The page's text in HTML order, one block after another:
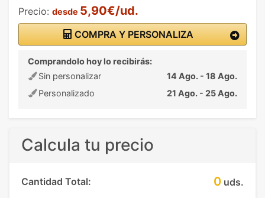
Precio: desde 5,90€/ud.
COMPRA Y PERSONALIZA
Comprandolo hoy lo recibirás:
Sin personalizar
14 Ago. - 18 Ago.
Personalizado
21 Ago. - 25 Ago.
Calcula tu precio
Cantidad Total: 0 uds.